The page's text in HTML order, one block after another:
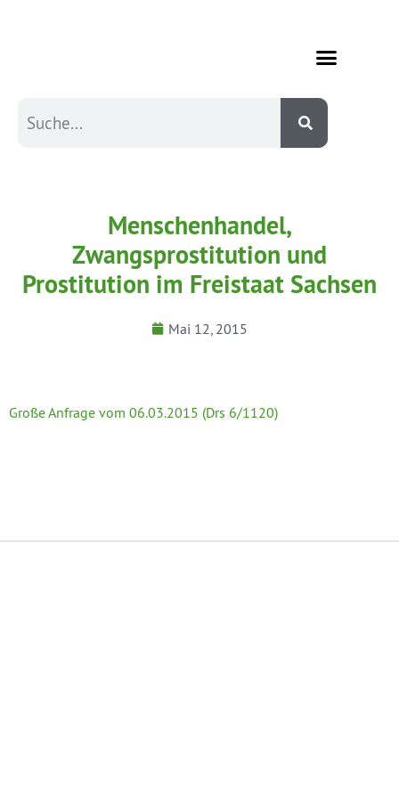
Menschenhandel,
Zwangsprostitution und
Prostitution im Freistaat Sachsen
Mai 12, 2015
Große Anfrage vom 06.03.2015 (Drs 6/1120)